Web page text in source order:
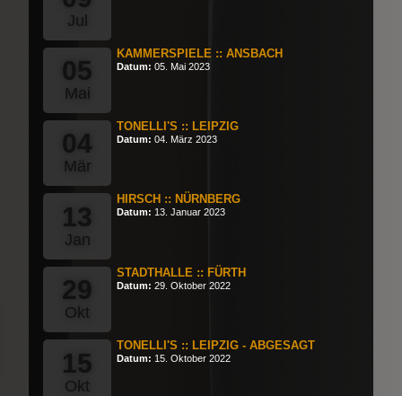
Jul
05
Mai
KAMMERSPIELE :: ANSBACH
Datum: 05. Mai 2023
04
Mär
TONELLI'S :: LEIPZIG
Datum: 04. März 2023
13
Jan
HIRSCH :: NÜRNBERG
Datum: 13. Januar 2023
29
Okt
STADTHALLE :: FÜRTH
Datum: 29. Oktober 2022
15
Okt
TONELLI'S :: LEIPZIG - ABGESAGT
Datum: 15. Oktober 2022